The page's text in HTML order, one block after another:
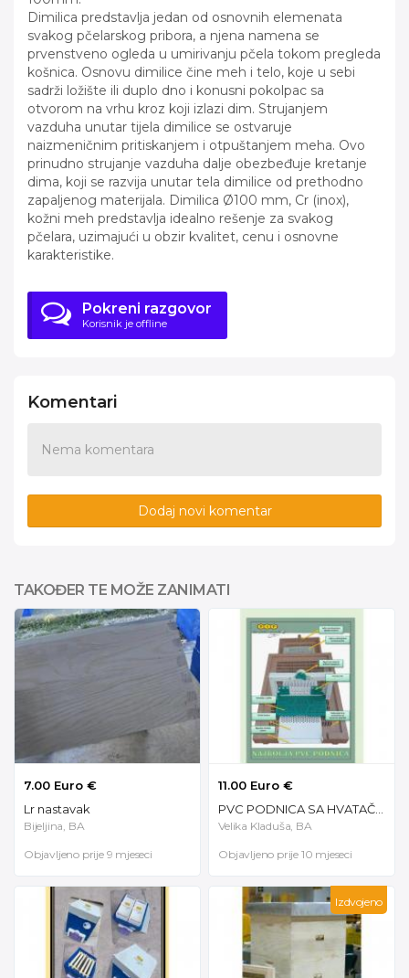
Dimilica predstavlja jedan od osnovnih elemenata
svakog pčelarskog pribora, a njena namena se
prvenstveno ogleda u umirivanju pčela tokom pregleda
košnica. Osnovu dimilice čine meh i telo, koje u sebi
sadrži ložište ili duplo dno i konusni pokolpac sa
otvorom na vrhu kroz koji izlazi dim. Strujanjem
vazduha unutar tijela dimilice se ostvaruje
naizmeničnim pritiskanjem i otpuštanjem meha. Ovo
prinudno strujanje vazduha dalje obezbeđuje kretanje
dima, koji se razvija unutar tela dimilice od prethodno
zapaljenog materijala. Dimilica Ø100 mm, Cr (inox),
kožni meh predstavlja idealno rešenje za svakog
pčelara, uzimajući u obzir kvalitet, cenu i osnovne
karakteristike.
Pokreni razgovor
Korisnik je offline
Komentari
Nema komentara
Dodaj novi komentar
TAKOĐER TE MOŽE ZANIMATI
7.00 Euro €
Lr nastavak
Bijeljina, BA
Objavljeno prije 9 mjeseci
11.00 Euro €
Velika Kladuša, BA
Objavljeno prije 10 mjeseci
Izdvojeno